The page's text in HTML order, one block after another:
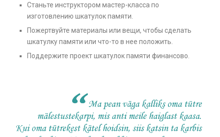
Станьте инструктором мастер-класса по
изготовлению шкатулок памяти.
Пожертвуйте материалы или вещи, чтобы сделать
шкатулку памяти или что-то в нее положить.
Поддержите проект шкатулок памяти финансово.